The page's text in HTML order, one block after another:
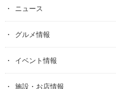
ニュース
グルメ情報
イベント情報
施設・お店情報